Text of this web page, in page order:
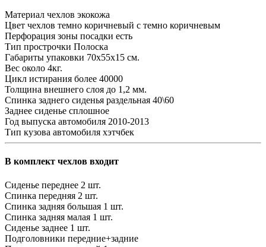
Материал чехлов экокожа
Цвет чехлов темно коричневый с темно коричневым
Перфорация зоны посадки есть
Тип прострочки Полоска
Габариты упаковки 70х55х15 см.
Вес около 4кг.
Цикл истирания более 40000
Толщина внешнего слоя до 1,2 мм.
Спинка заднего сиденья раздельная 40\60
Заднее сиденье сплошное
Год выпуска автомобиля 2010-2013
Тип кузова автомобиля хэтчбек
В комплект чехлов входит
Сиденье переднее 2 шт.
Спинка передняя 2 шт.
Спинка задняя большая 1 шт.
Спинка задняя малая 1 шт.
Сиденье заднее 1 шт.
Подголовники передние+задние